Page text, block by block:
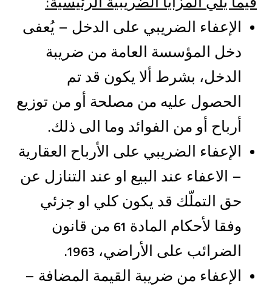
الإعفاء الضريبي على الدخل – يُعفى
دخل المؤسسة العامة من ضريبة
الدخل، بشرط ألا يكون قد تم
الحصول عليه من مصلحة أو من توزيع
أرباح أو من الفوائد وما الى ذلك.
الإعفاء الضريبي على الأرباح العقارية
– الاعفاء عند البيع او عند التنازل عن
حق التملّك قد يكون كلي او جزئي
وفقا لأحكام المادة 61 من قانون
الضرائب على الأراضي، 1963.
الإعفاء من ضريبة القيمة المضافة –